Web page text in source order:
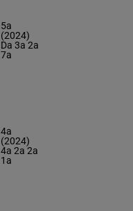
5a
(2024)
Da 3a 2a
7a
4a
(2024)
4a 2a 2a
1a